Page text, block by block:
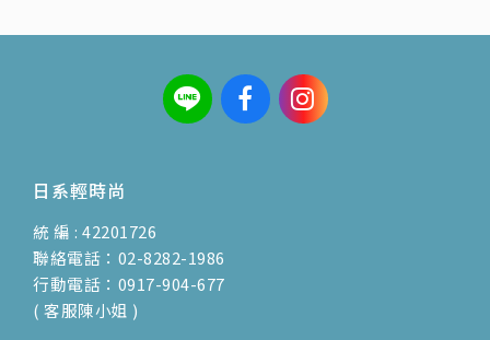
日系輕時尚
統 編 : 42201726
聯絡電話：02-8282-1986
行動電話：0917-904-677
( 客服陳小姐 )